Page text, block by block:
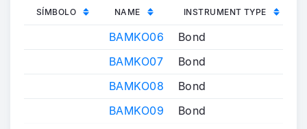
SÍMBOLO NAME INSTRUMENT TYPE
BAMKO06
Bond
BAMKO07
Bond
BAMKO08
Bond
BAMKO09
Bond